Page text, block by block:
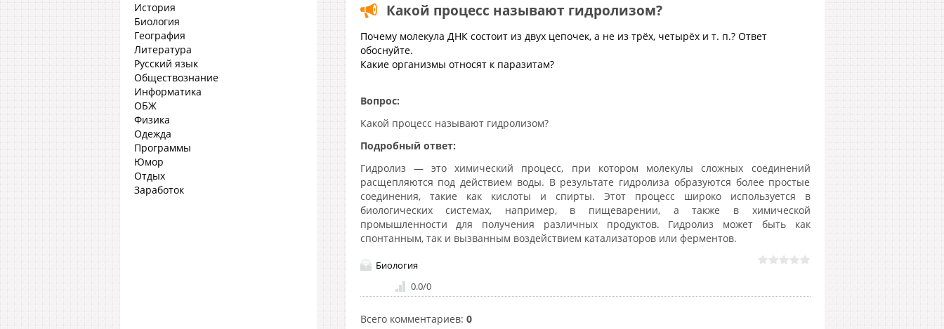
Какой процесс называют гидролизом?
Почему молекула ДНК состоит из двух цепочек, а не из трёх, четырёх и т. п.? Ответ
обоснуйте.
Какие организмы относят к паразитам?
Вопрос:
Какой процесс называют гидролизом?
Подробный ответ:
Гидролиз — это химический процесс, при котором молекулы сложных соединений
расщепляются под действием воды. В результате гидролиза образуются более простые
соединения, такие как кислоты и спирты. Этот процесс широко используется в
биологических системах, например, в пищеварении, а также в химической
промышленности для получения различных продуктов. Гидролиз может быть как
спонтанным, так и вызванным воздействием катализаторов или ферментов.
Биология
0.0/0
Всего комментариев: 0
История
Биология
География
Литература
Русский язык
Обществознание
Информатика
ОБЖ
Физика
Одежда
Программы
Юмор
Отдых
Заработок